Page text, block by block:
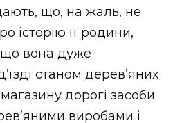
що, на жаль, не
історію її родини,
що вона дуже
станом дерев’яних
дорогі засоби
виробами і